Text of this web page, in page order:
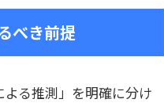
べき前提
る推測」を明確に分け